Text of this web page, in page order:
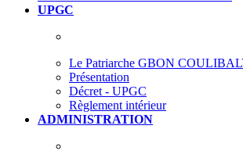
UPGC
Le Patriarche GBON
Présentation
Décret - UPGC
Règlement intérieur
ADMINISTRATION